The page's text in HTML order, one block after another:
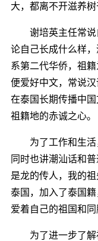
大，都离不开滋养树
谢培英主任常说
论自己长成什么样，
系第二代华侨，祖
便爱好中文，常说
在泰国长期传播中
祖籍地的赤诚之心。
为了工作和生活
同时也讲潮汕话和
是龙的传人，我的
泰国，加入了泰国
爱着自己的祖国和同
为了进一步了解